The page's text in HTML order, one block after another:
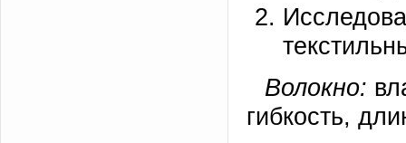
Волокно:
гибкость,